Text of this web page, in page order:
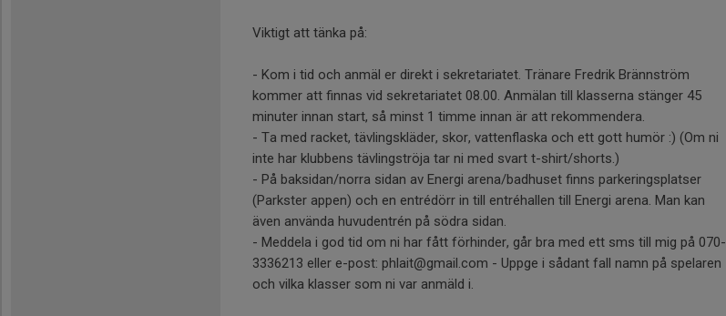
Viktigt att tänka på:
- Kom i tid och anmäl er direkt i sekretariatet. Tränare Fredrik Brännström
kommer att finnas vid sekretariatet 08.00. Anmälan till klasserna stänger 45
minuter innan start, så minst 1 timme innan är att rekommendera.
- Ta med racket, tävlingskläder, skor, vattenflaska och ett gott humör :) (Om ni
inte har klubbens tävlingströja tar ni med svart t-shirt/shorts.)
- På baksidan/norra sidan av Energi arena/badhuset finns parkeringsplatser
(Parkster appen) och en entrédörr in till entréhallen till Energi arena. Man kan
även använda huvudentrén på södra sidan.
- Meddela i god tid om ni har fått förhinder, går bra med ett sms till mig på 070-
3336213 eller e-post: phlait@gmail.com - Uppge i sådant fall namn på spelaren
och vilka klasser som ni var anmäld i.